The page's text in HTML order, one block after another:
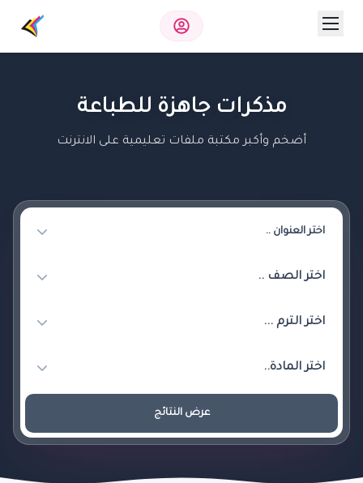
مذكرات جاهزة للطباعة
أضخم وأكبر مكتبة ملفات تعليمية على الانترنت
عرض النتائج